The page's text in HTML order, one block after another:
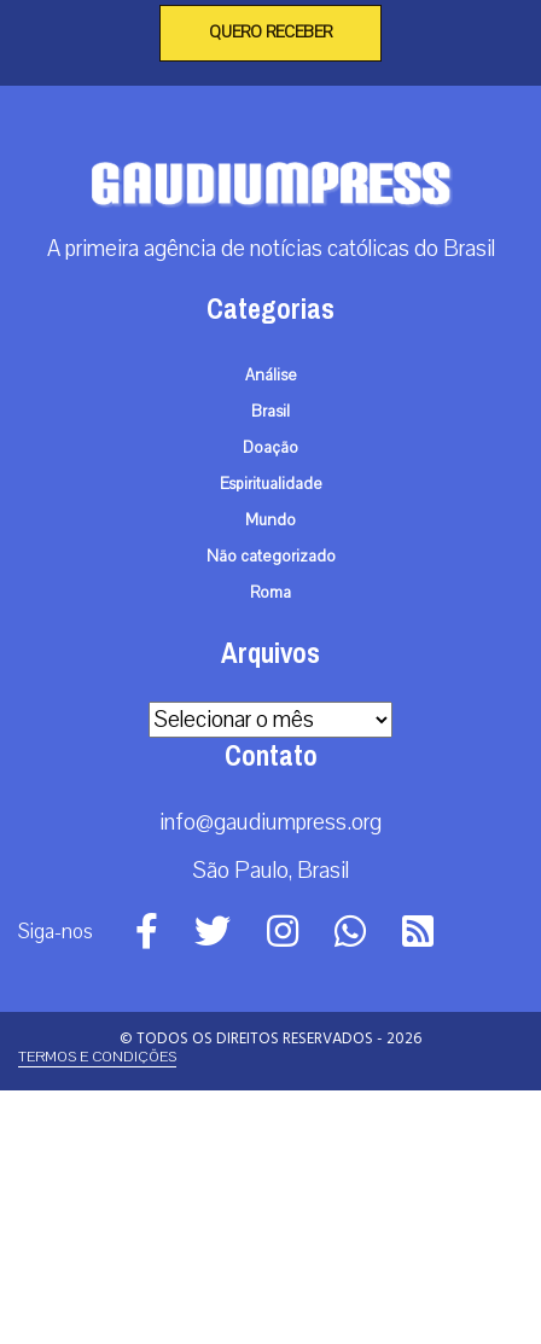
QUERO RECEBER
A primeira agência de notícias católicas do Brasil
Categorias
Análise
Brasil
Doação
Espiritualidade
Mundo
Não categorizado
Roma
Arquivos
Arquivos
Contato
info@gaudiumpress.org
São Paulo, Brasil
Siga-nos
© TODOS OS DIREITOS RESERVADOS - 2026
TERMOS E CONDIÇÕES